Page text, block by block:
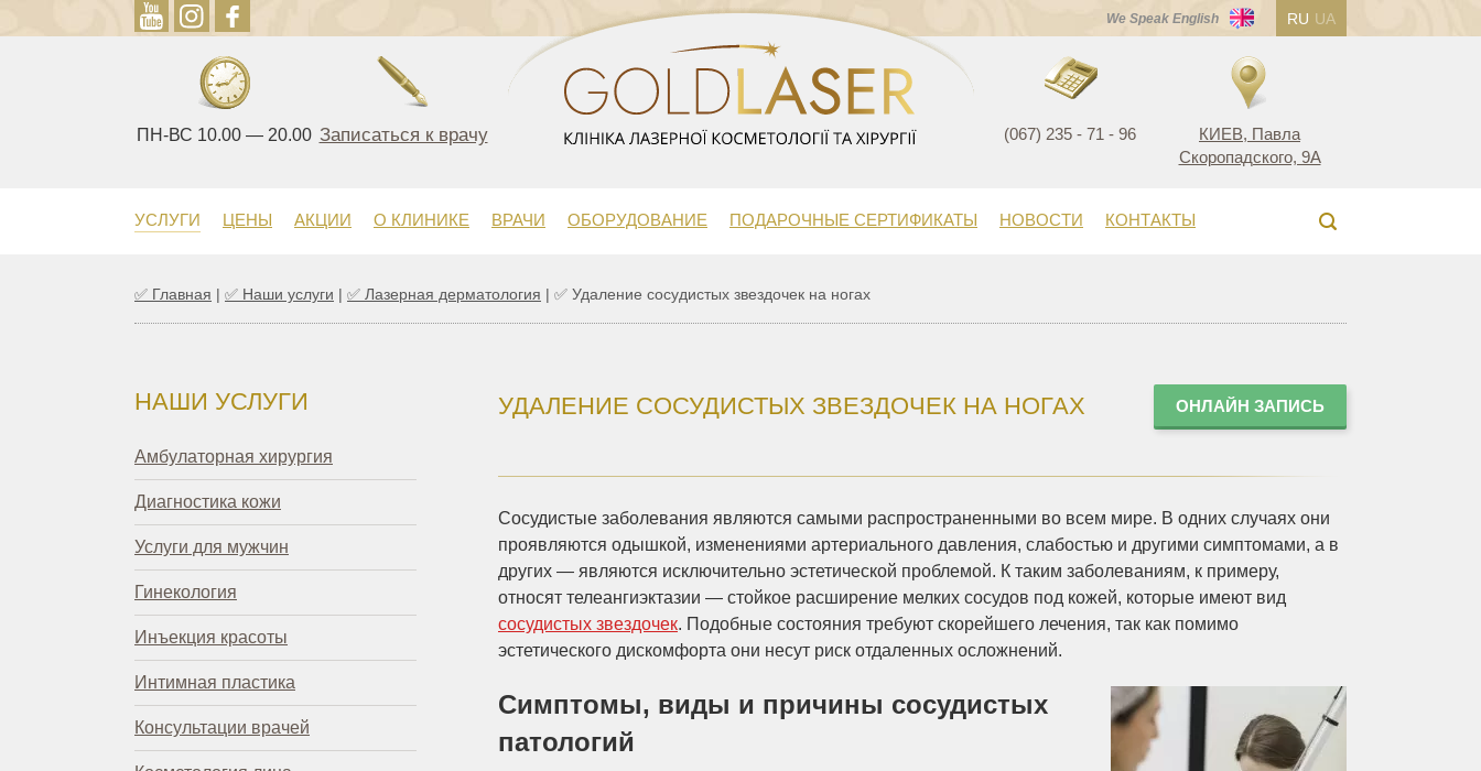
We Speak English RU UA
ПН-ВС 10.00 — 20.00 Записаться к врачу (067) 235 - 71 - 96
КИЕВ, Павла
Скоропадского, 9А
УСЛУГИ ЦЕНЫ АКЦИИ О КЛИНИКЕ ВРАЧИ ОБОРУДОВАНИЕ ПОДАРОЧНЫЕ СЕРТИФИКАТЫ НОВОСТИ КОНТАКТЫ
✅ Главная | ✅ Наши услуги | ✅ Лазерная дерматология | ✅ Удаление сосудистых звездочек на ногах
НАШИ УСЛУГИ
Амбулаторная хирургия
Диагностика кожи
Услуги для мужчин
Гинекология
Инъекция красоты
Интимная пластика
Консультации врачей
УДАЛЕНИЕ СОСУДИСТЫХ ЗВЕЗДОЧЕК НА НОГАХ ОНЛАЙН ЗАПИСЬ
Сосудистые заболевания являются самыми распространенными во всем мире. В одних случаях они
проявляются одышкой, изменениями артериального давления, слабостью и другими симптомами, а в
других — являются исключительно эстетической проблемой. К таким заболеваниям, к примеру,
относят телеангиэктазии — стойкое расширение мелких сосудов под кожей, которые имеют вид
сосудистых звездочек. Подобные состояния требуют скорейшего лечения, так как помимо
эстетического дискомфорта они несут риск отдаленных осложнений.
Симптомы, виды и причины сосудистых
патологий